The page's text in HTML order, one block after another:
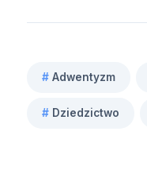
# Adwentyzm
# Dziedzictwo